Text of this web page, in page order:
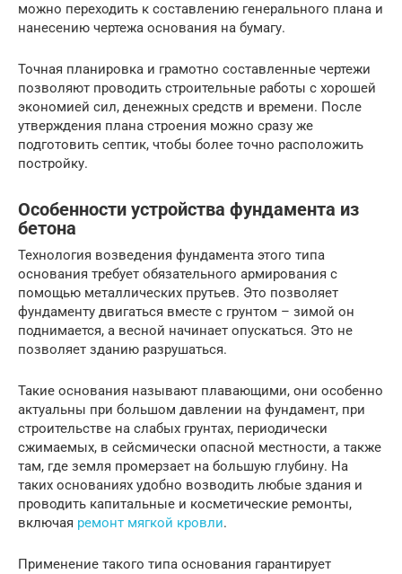
можно переходить к составлению генерального плана и
нанесению чертежа основания на бумагу.
Точная планировка и грамотно составленные чертежи
позволяют проводить строительные работы с хорошей
экономией сил, денежных средств и времени. После
утверждения плана строения можно сразу же
подготовить септик, чтобы более точно расположить
постройку.
Особенности устройства фундамента из
бетона
Технология возведения фундамента этого типа
основания требует обязательного армирования с
помощью металлических прутьев. Это позволяет
фундаменту двигаться вместе с грунтом – зимой он
поднимается, а весной начинает опускаться. Это не
позволяет зданию разрушаться.
Такие основания называют плавающими, они особенно
актуальны при большом давлении на фундамент, при
строительстве на слабых грунтах, периодически
сжимаемых, в сейсмически опасной местности, а также
там, где земля промерзает на большую глубину. На
таких основаниях удобно возводить любые здания и
проводить капитальные и косметические ремонты,
включая ремонт мягкой кровли.
Применение такого типа основания гарантирует